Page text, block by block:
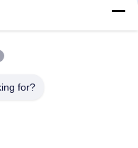
30HP 580KGS Blue
d'air de la
for?